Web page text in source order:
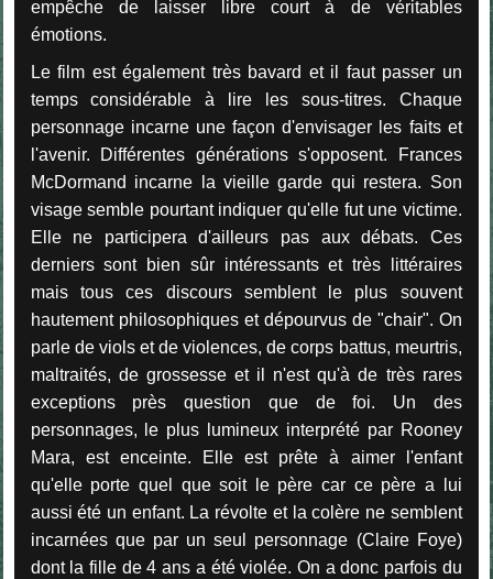
empêche de laisser libre court à de véritables
émotions.
Le film est également très bavard et il faut passer un
temps considérable à lire les sous-titres. Chaque
personnage incarne une façon d'envisager les faits et
l'avenir. Différentes générations s'opposent. Frances
McDormand incarne la vieille garde qui restera. Son
visage semble pourtant indiquer qu'elle fut une victime.
Elle ne participera d'ailleurs pas aux débats. Ces
derniers sont bien sûr intéressants et très littéraires
mais tous ces discours semblent le plus souvent
hautement philosophiques et dépourvus de "chair". On
parle de viols et de violences, de corps battus, meurtris,
maltraités, de grossesse et il n'est qu'à de très rares
exceptions près question que de foi. Un des
personnages, le plus lumineux interprété par Rooney
Mara, est enceinte. Elle est prête à aimer l'enfant
qu'elle porte quel que soit le père car ce père a lui
aussi été un enfant. La révolte et la colère ne semblent
incarnées que par un seul personnage (Claire Foye)
dont la fille de 4 ans a été violée. On a donc parfois du